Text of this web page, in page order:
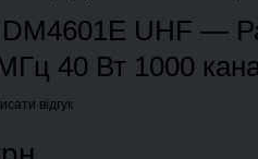
UHF —
40 Вт 1000
відгук